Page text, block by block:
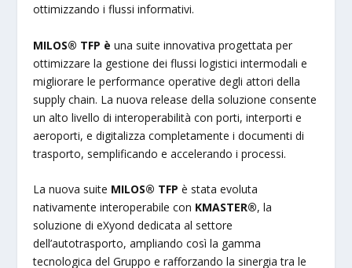
ottimizzando i flussi informativi.
MILOS® TFP èuna suite innovativa progettata per
ottimizzare la gestione dei flussi logistici intermodali e
migliorare le performance operative degli attori della
supply chain. La nuova release della soluzione consente
un alto livello di interoperabilità con porti, interporti e
aeroporti, e digitalizza completamente i documenti di
trasporto, semplificando e accelerando i processi.
La nuova suite MILOS® TFP è stata evoluta
nativamente interoperabile con KMASTER®, la
soluzione di eXyond dedicata al settore
dell’autotrasporto, ampliando così la gamma
tecnologica del Gruppo e rafforzando la sinergia tra le